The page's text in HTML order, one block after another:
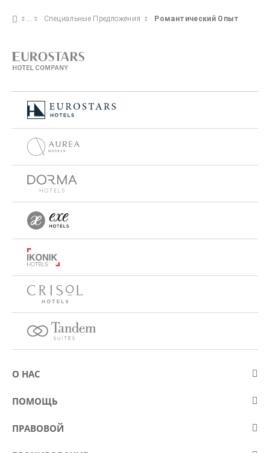
Специальные Предложения Pомантический Опыт
О НАС
О компании Eurostars Hotel Company
Kонкурсы
ПОМОЩЬ
Контакт
ПРАВОВОЙ
Положение